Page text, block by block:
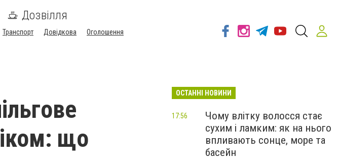
Дозвілля
Транспорт Довідкова
Оголошення
що
ОСТАННІ НОВИНИ
Чому влітку волосся стає
сухим і ламким: як на нього
впливають сонце, море та
басейн
17:56